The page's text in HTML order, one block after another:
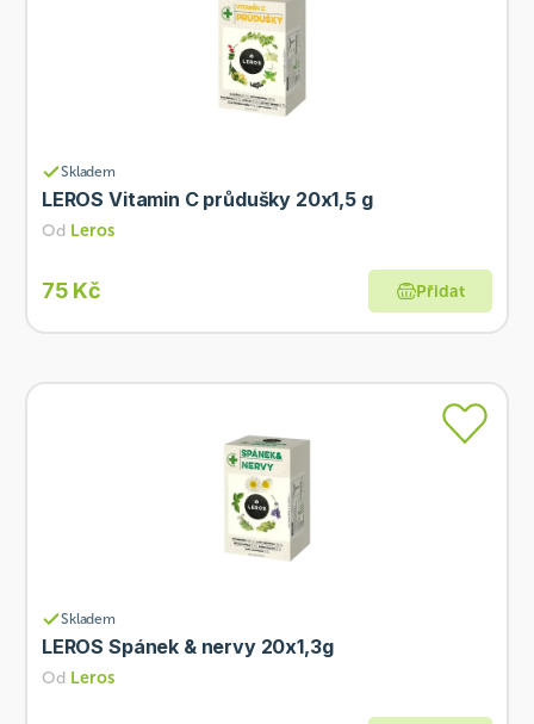
Skladem
LEROS Vitamin C průdušky 20x1,5 g
Od Leros
75 Kč Přidat
Skladem
LEROS Spánek & nervy 20x1,3g
Od Leros